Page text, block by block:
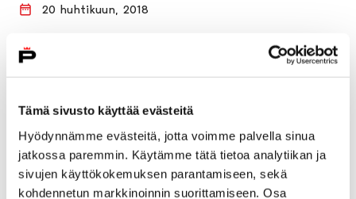
Tämä sivusto käyttää evästeitä
Hyödynnämme evästeitä, jotta voimme palvella sinua
jatkossa paremmin. Käytämme tätä tietoa analytiikan ja
sivujen käyttökokemuksen parantamiseen, sekä
kohdennetun markkinoinnin suorittamiseen. Osa
20 huhtikuun, 2018
Monikansallinen Wonderland-hanke huipentuu Porin
Lyseon lukiolla 23.-27. huhtikuuta. Kyseessä on
hankkeen kolmas kansainvälinen opiskelija- ja